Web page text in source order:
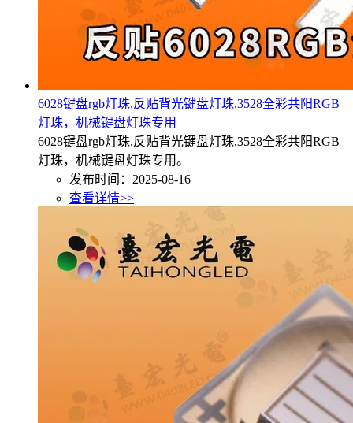
6028键盘rgb灯珠,反贴背光键盘灯珠,3528全彩共阳RGB
灯珠，机械键盘灯珠专用
6028键盘rgb灯珠,反贴背光键盘灯珠,3528全彩共阳RGB
灯珠，机械键盘灯珠专用。
发布时间：2025-08-16
查看详情>>